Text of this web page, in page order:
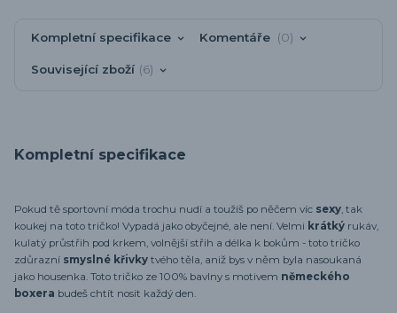
Kompletní specifikace Komentáře 0
Související zboží 6
Kompletní specifikace
Pokud tě sportovní móda trochu nudí a toužíš po něčem víc sexy, tak
koukej na toto tričko! Vypadá jako obyčejné, ale není. Velmi krátký rukáv,
kulatý průstřih pod krkem, volnější střih a délka k bokům - toto tričko
zdůrazní smyslné křivky tvého těla, aniž bys v něm byla nasoukaná
jako housenka. Toto tričko ze 100% bavlny s motivem německého
boxera budeš chtít nosit každý den.